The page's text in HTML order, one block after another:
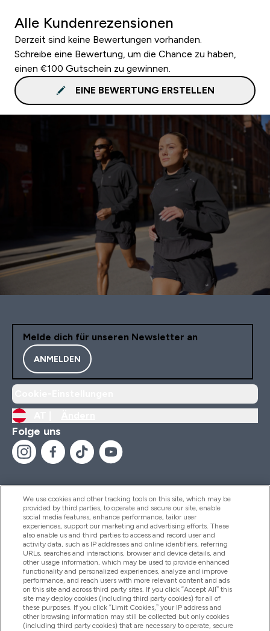
Alle Kundenrezensionen
Derzeit sind keine Bewertungen vorhanden.
Schreibe eine Bewertung, um die Chance zu haben,
einen €100 Gutschein zu gewinnen.
EINE BEWERTUNG ERSTELLEN
Melde dich für unseren Newsletter an
ANMELDEN
Folge uns
Hilfe Und Informationen
Produkte
Unternehmensinformationen
We use cookies and other tracking tools on this site, which may be
provided by third parties, to operate and secure our site, enable
social media features, enhance performance, tailor user
experiences, support our marketing and advertising efforts. These
also enable us and third parties to access and record user and
activity data, such as IP addresses and online identifiers, referring
URLs, searches and interactions, browser and device details, and
other usage information, which may be used to provide enhanced
functionality and personalized experiences, analyze and improve
performance, and reach users with more relevant content and ads
on this site and across third party sites. If you click “Accept All” this
site may deploy cookies (including third party cookies) for all of
these purposes. If you click “Limit Cookies,” your IP address and
other browsing information may still be collected but only cookies
(including third party cookies) that are necessary to operate, secure